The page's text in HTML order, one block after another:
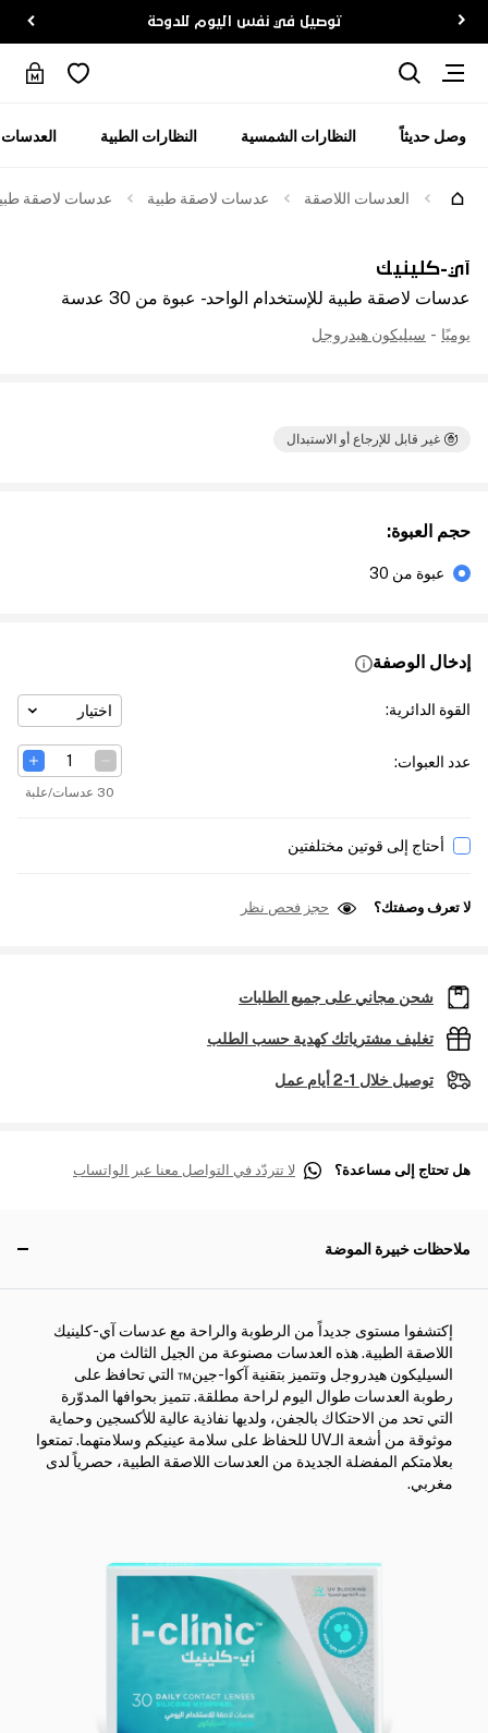
توصيل في نفس اليوم للدوحة
وصل حديثاً النظارات الشمسية النظارات الطبية
العدسات اللاصقة عدسات لاصقة طبية عدسات لاصقة طبية
آي-كلينيك
عدسات لاصقة طبية للإستخدام الواحد - عبوة من 30 عدسة
يوميًا - سيليكون هيدروجل
غير قابل للإرجاع أو الاستبدال
حجم العبوة:
عبوة من 30
إدخال الوصفة
القوة الدائرية: اختيار
عدد العبوات:
30 عدسات/علبة
أحتاج إلى قوتين مختلفتين
لا تعرف وصفتك؟ حجز فحص نظر
شحن مجاني على جميع الطلبات
تغليف مشترياتك كهدية حسب الطلب
توصيل خلال 1-2 أيام عمل
هل تحتاج إلى مساعدة؟ لا تتردّد في التواصل معنا عبر الواتساب
ملاحظات خبيرة الموضة
إكتشفوا مستوى جديداً من الرطوبة والراحة مع عدسات آي-كلينيك
اللاصقة الطبية. هذه العدسات مصنوعة من الجيل الثالث من
السيليكون هيدروجل وتتميز بتقنية آكوا-جين™ التي تحافظ على
رطوبة العدسات طوال اليوم لراحة مطلقة. تتميز بحوافها المدوّرة
التي تحد من الاحتكاك بالجفن، ولديها نفاذية عالية للأكسجين وحماية
موثوقة من أشعة الـUV للحفاظ على سلامة عينيكم وسلامتهما. تمتعوا
بعلامتكم المفضلة الجديدة من العدسات اللاصقة الطبية، حصرياً لدى
مغربي.